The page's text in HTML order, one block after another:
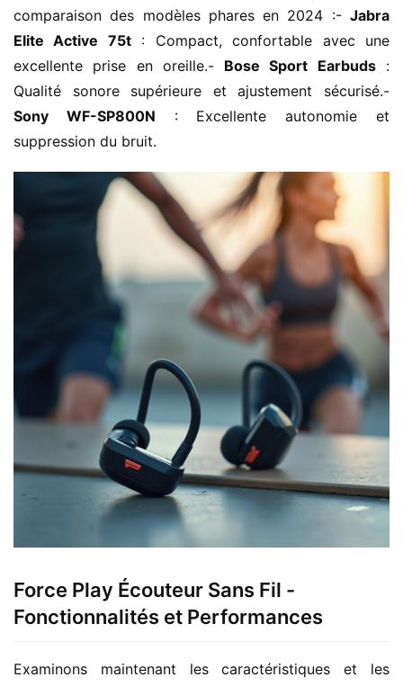
comparaison des modèles phares en 2024 :- Jabra
Elite Active 75t : Compact, confortable avec une
excellente prise en oreille.- Bose Sport Earbuds :
Sony WF-SP800N : Excellente autonomie et
suppression du bruit.
Force Play Écouteur Sans Fil -
Fonctionnalités et Performances
Examinons maintenant les caractéristiques et les